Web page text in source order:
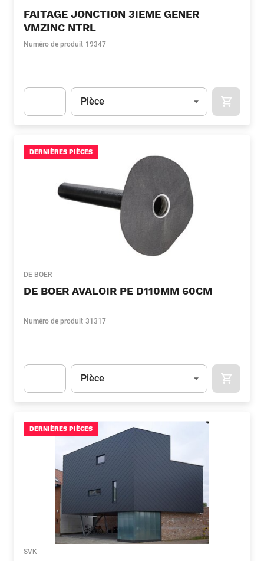
FAITAGE JONCTION 3IEME GENER
VMZINC NTRL
Numéro de produit 19347
Unité
Pièce
DERNIÈRES PIÈCES
DE BOER
DE BOER AVALOIR PE D110MM 60CM
Numéro de produit 31317
Unité
Pièce
DERNIÈRES PIÈCES
SVK